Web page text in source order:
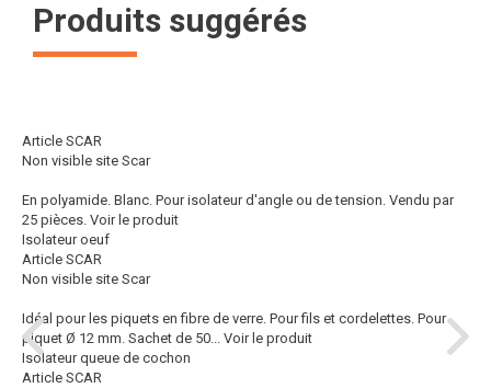
Produits suggérés
Article SCAR
Non visible site Scar
En polyamide. Blanc. Pour isolateur d'angle ou de tension. Vendu par
25 pièces. Voir le produit
Isolateur oeuf
Article SCAR
Non visible site Scar
Idéal pour les piquets en fibre de verre. Pour fils et cordelettes. Pour
piquet Ø 12 mm. Sachet de 50... Voir le produit
Isolateur queue de cochon
Article SCAR